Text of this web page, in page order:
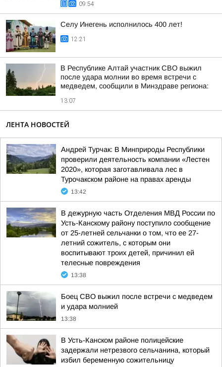
09:54
Селу Инегень исполнилось 400 лет!
12:21
В Республике Алтай участник СВО выжил
после удара молнии во время встречи с
медведем, сообщили в Минздраве региона:
13:07
ЛЕНТА НОВОСТЕЙ
Андрей Турчак: В Минприроды Республики
проверили деятельность компании «Лестен
2020», которая заготавливала лес в
Турочакском районе на правах аренды
13:42
В дежурную часть Отделения МВД России по
Усть-Канскому району поступило сообщение
от 25-летней сельчанки о том, что ее 27-
летний сожитель, с которым они
воспитывают троих детей, причинил ей
телесные повреждения
13:38
Боец СВО выжил после встречи с медведем
и удара молнией
13:38
В Усть-Канском районе полицейские
задержали нетрезвого сельчанина, который
избил беременную сожительницу